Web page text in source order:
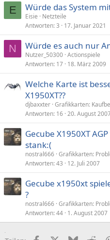
E Würde das System
Eisie
Netzteile
Antworten 3 17. Januar 2021
N Würde es auch nur
Nutzer_50300 Actionspiele
Antworten 17 18. März 2009
Welche Karte ist
X1950XT??
djbaxxter Grafikkarten:
Antworten 16 20. August
Gecube X1950XT
stank:(
nostral666 Grafikkarten:
Antworten 43 12. Juli 2007
Gecube x1950xt
?
nostral666 Grafikkarten:
Antworten 44 1. August 2007